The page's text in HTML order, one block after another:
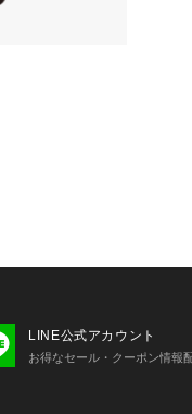
お使いいただ
。
りストリート感
LINE公式アカウント
お得なセール・クーポン情報